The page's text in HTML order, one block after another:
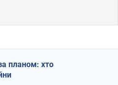
планом: хто